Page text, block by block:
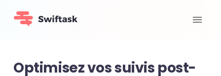
Optimisez vos suivis post-